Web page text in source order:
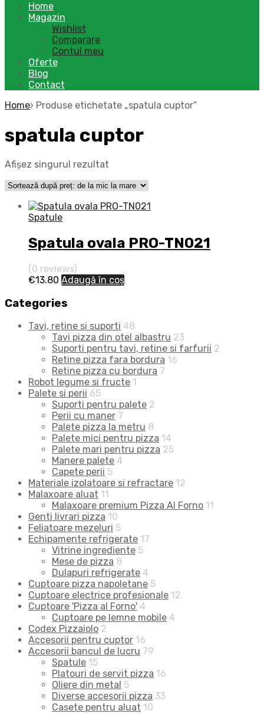
Home
Magazin
Wishlist
Comparare
Contul meu
Oferte
Blog
Contact
Home
Produse etichetate „spatula cuptor”
spatula cuptor
Afișez singurul rezultat
Spatule
Spatula ovala PRO-TN021
(0 reviews)
€13.80 Adaugă în coș
Categories
Tavi, retine si suporti 48
Tavi pizza din otel albastru 23
Suporti pentru tavi, retine si farfurii 2
Retine pizza fara bordura 16
Retine pizza cu bordura 7
Robot legume si fructe 1
Palete si perii 65
Suporti pentru palete 2
Perii cu maner 7
Palete pizza la metru 8
Palete mici pentru pizza 14
Palete mari pentru pizza 25
Manere palete 4
Capete perii 5
Materiale izolatoare si refractare 12
Malaxoare aluat 11
Malaxoare premium Pizza Al Forno 11
Genti livrari pizza 10
Feliatoare mezeluri 5
Echipamente refrigerate 17
Vitrine ingrediente 5
Mese de pizza 8
Dulapuri refrigerate 4
Cuptoare pizza napoletane 5
Cuptoare electrice profesionale 12
Cuptoare 'Pizza al Forno' 4
Cuptoare pe lemne mobile 4
Codex Pizzaiolo 2
Accesorii pentru cuptor 16
Accesorii bancul de lucru 79
Spatule 15
Platouri de servit pizza 16
Oliere din metal 5
Diverse accesorii pizza 33
Casete pentru aluat 10